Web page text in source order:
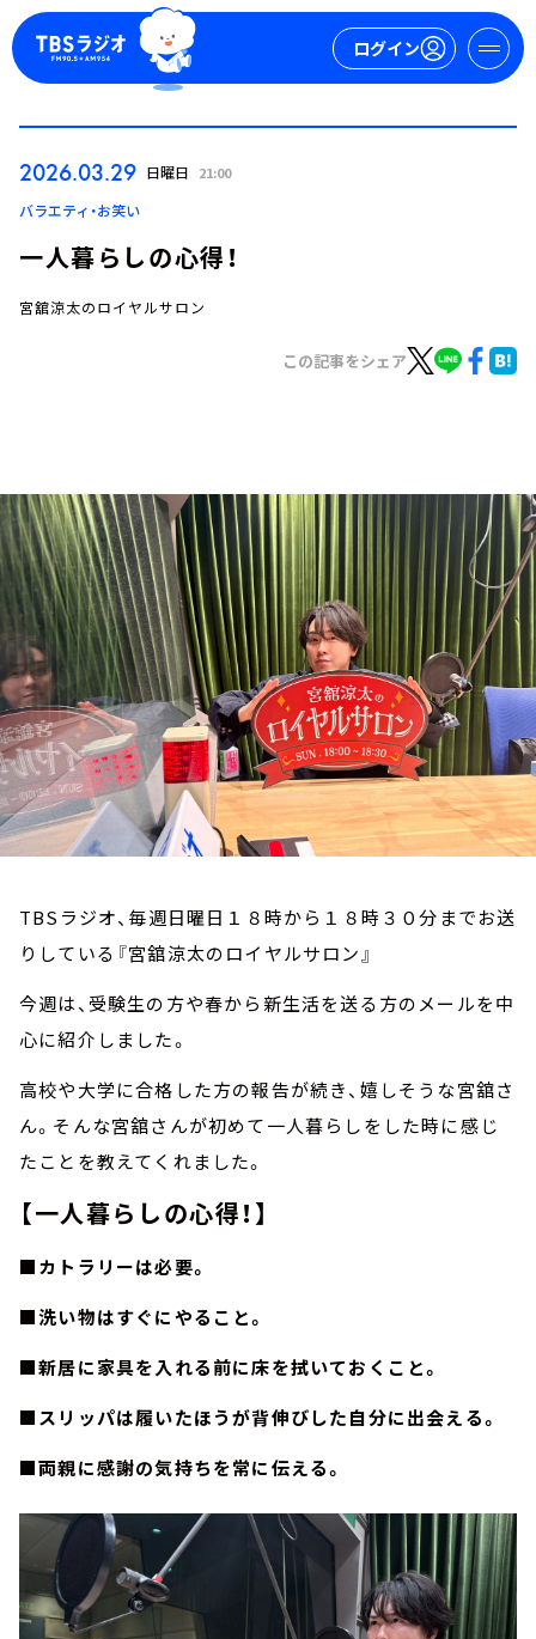
ログイン
ログイン
トピックス
TBS Podcast
お知らせ
イベント・グッズ
YouTube
会社情報
2026.03.29 日曜日 21:00
バラエティ・お笑い
一人暮らしの心得！
宮舘涼太のロイヤルサロン
この記事をシェア
TBSラジオ、毎週日曜日１８時から１８時３０分までお送
りしている『宮舘涼太のロイヤルサロン』
今週は、受験生の方や春から新生活を送る方のメールを中
心に紹介しました。
高校や大学に合格した方の報告が続き、嬉しそうな宮舘さ
ん。そんな宮舘さんが初めて一人暮らしをした時に感じ
たことを教えてくれました。
【一人暮らしの心得！】
■カトラリーは必要。
■洗い物はすぐにやること。
■新居に家具を入れる前に床を拭いておくこと。
■スリッパは履いたほうが背伸びした自分に出会える。
■両親に感謝の気持ちを常に伝える。